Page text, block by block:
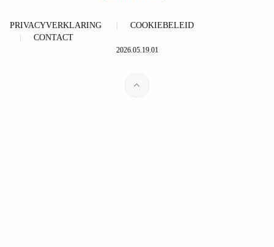
PRIVACYVERKLARING
COOKIEBELEID
CONTACT
2026.05.19.01